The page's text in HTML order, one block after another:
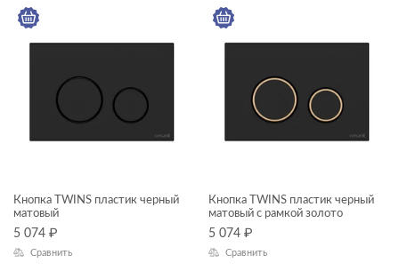
Кнопка TWINS пластик черный
матовый
5 074 ₽
Сравнить
Кнопка TWINS пластик черный
матовый с рамкой золото
5 074 ₽
Сравнить